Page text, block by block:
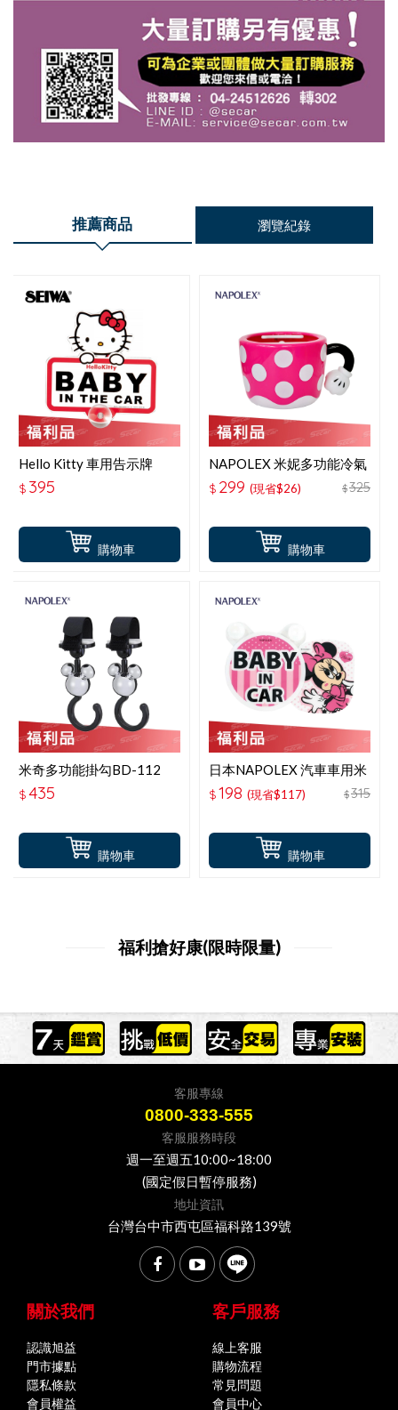
推薦商品 瀏覽紀錄
購物車
Hello Kitty 車用告示牌
KT282
$ 395
購物車
NAPOLEX 米妮多功能冷氣
孔飲料架 WN-28
$ 299 (現省$26) $325
購物車
米奇多功能掛勾BD-112
$435
購物車
日本NAPOLEX 汽車車用米
妮後窗搖擺傳言板 留言板
BD-402
$198 (現省$117) $315
福利搶好康(限時限量)
客服專線
0800-333-555
客服服務時段
週一至週五10:00~18:00
(國定假日暫停服務)
地址資訊
台灣台中市西屯區福科路139號
關於我們
認識旭益
門市據點
隱私條款
會員權益
客戶服務
線上客服
購物流程
常見問題
會員中心